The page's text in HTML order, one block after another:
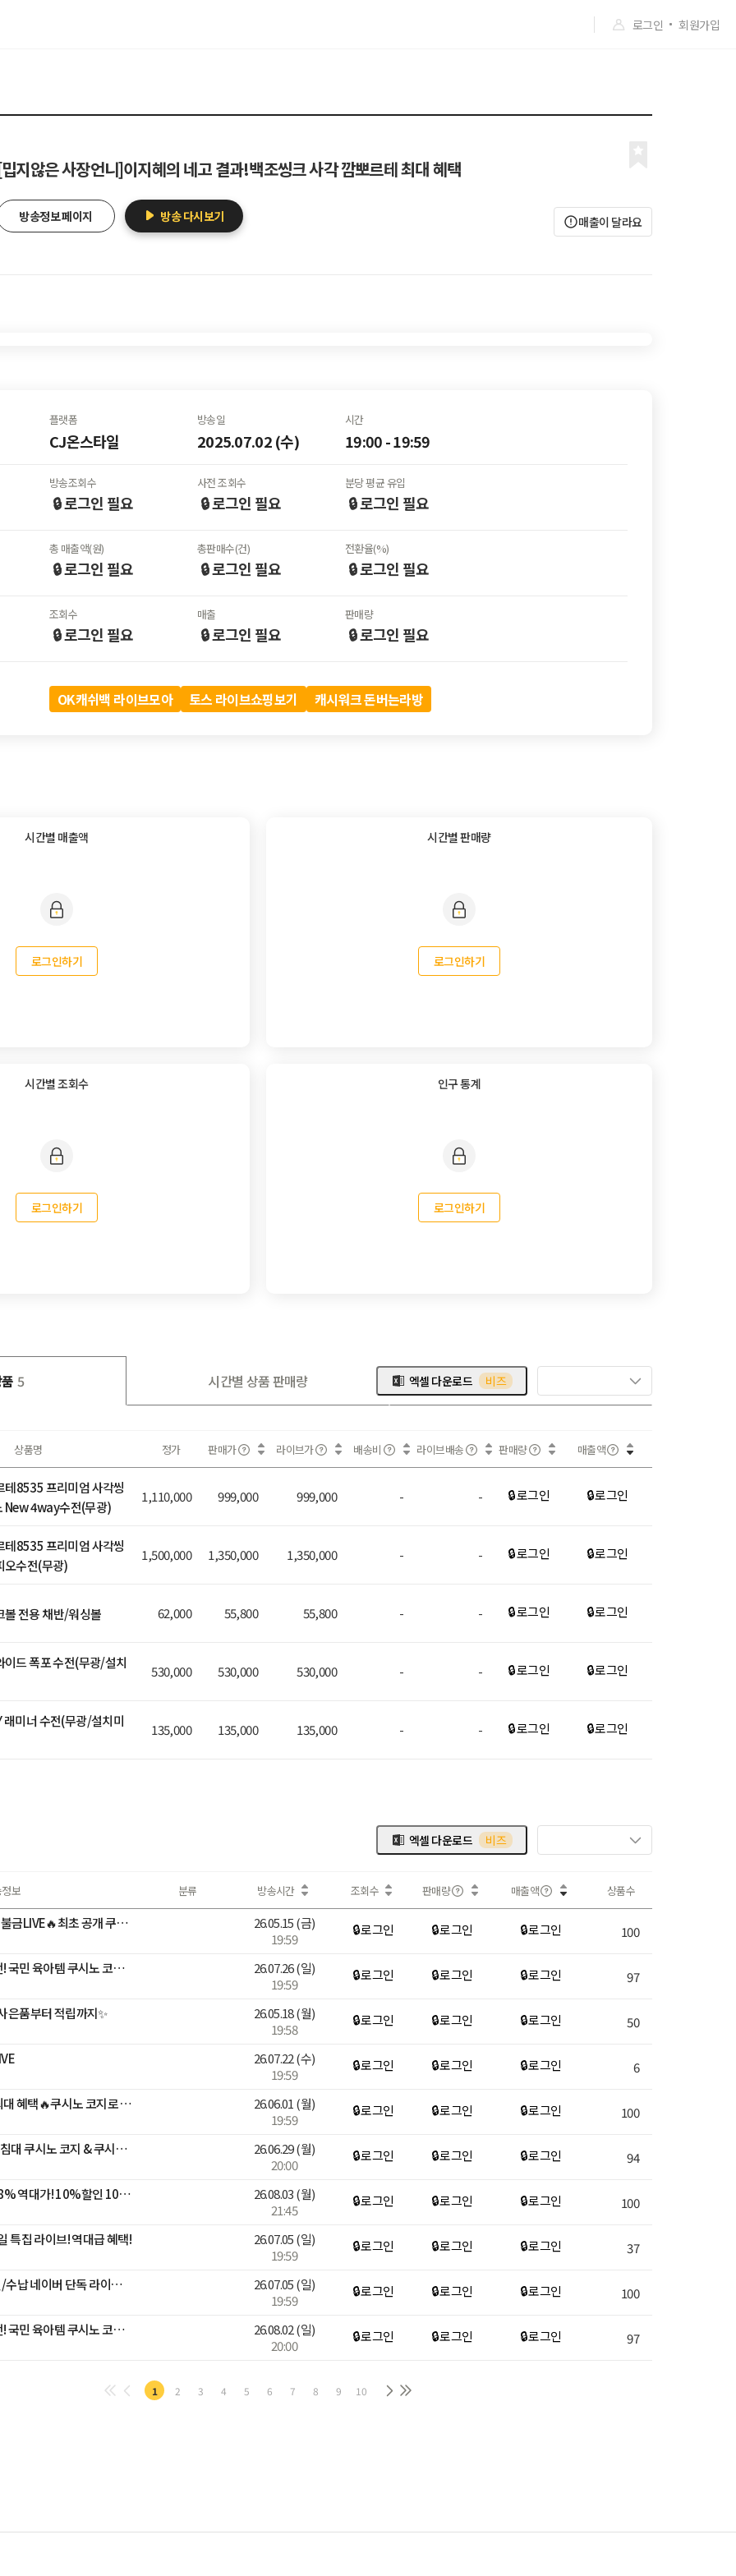
로그인 회원가입
지않은 사장언니]이지혜의 네고 결과!백조씽크 사각 깜뽀르테 최대 혜택
방송정보 페이지 방송 다시보기 매출이 달라요
플랫폼
CJ온스타일
방송일
2025.07.02 (수)
시간
19:00 - 19:59
방송조회수
🔒 로그인 필요
사전 조회수
🔒 로그인 필요
분당 평균 유입
🔒 로그인 필요
총 매출액(원)
🔒 로그인 필요
총판매수(건)
🔒 로그인 필요
전환율(%)
🔒 로그인 필요
조회수
🔒 로그인 필요
매출
🔒 로그인 필요
판매량
🔒 로그인 필요
OK캐쉬백 라이브모아 토스 라이브쇼핑보기 캐시워크 돈버는라방
시간별 매출액
로그인하기
시간별 판매량
로그인하기
시간별 조회수
로그인하기
인구 통계
로그인하기
5 시간별 상품 판매량 엑셀 다운로드 비즈
상품명 정가 판매가 라이브가 배송비 라이브배송 판매량 매출액
테8535 프리미엄 사각씽
New 4way수전(무광)
1,110,000 999,000 999,000 - - 🔒 로그인 🔒 로그인
테8535 프리미엄 사각씽
오수전(무광)
1,500,000 1,350,000 1,350,000 - - 🔒 로그인 🔒 로그인
볼 전용 채반/워싱볼 62,000 55,800 55,800 - - 🔒 로그인 🔒 로그인
드 폭포 수전(무광/설치
530,000 530,000 530,000 - - 🔒 로그인 🔒 로그인
래미너 수전(무광/설치미
135,000 135,000 135,000 - - 🔒 로그인 🔒 로그인
엑셀 다운로드 비즈
보 분류 방송시간 조회수 판매량 매출액 상품수
🎉쿠시노 10주년 생일파티 불금LIVE🔥최초 공개 쿠시노 수납장까지⚡ 26.05.15(금)
19:59
🔒 로그인 🔒 로그인 🔒 로그인 100
[베스트어워즈]가격 인상 전! 국민 육아템 쿠시노 코지🧸쿠폰+카드+적립 26.07.26(일)
19:59
🔒 로그인 🔒 로그인 🔒 로그인 97
은품부터 적립까지✨ 26.05.18(월)
19:58
🔒 로그인 🔒 로그인 🔒 로그인 50
26.07.22(수)
19:59
🔒 로그인 🔒 로그인 🔒 로그인 6
[The가구X일룸] 패.패.페 최대 혜택🔥쿠시노 코지로 아이방 고민끝 26.06.01 (월)
19:59
🔒 로그인 🔒 로그인 🔒 로그인 100
[일룸] 넾다세일⚡국민 아기침대 쿠시노 코지 & 쿠시노 룸세트 ~22% 26.06.29(월)
20:00
🔒 로그인 🔒 로그인 🔒 로그인 94
굿라이프X데스커🩷최대 58% 역대가! 10%할인 10%적립 파격혜택 26.08.03(월)
21:45
🔒 로그인 🔒 로그인 🔒 로그인 100
특집 라이브! 역대급 혜택! 26.07.05(일)
19:59
🔒 로그인 🔒 로그인 🔒 로그인 37
[넾다세일] 한샘 BEST 침실/수납 네이버 단독 라이브 특가전 26.07.05(일)
19:59
🔒 로그인 🔒 로그인 🔒 로그인 100
[베스트어워즈]가격 인상 전! 국민 육아템 쿠시노 코지🧸쿠폰+카드+적립 26.08.02(일)
20:00
🔒 로그인 🔒 로그인 🔒 로그인 97
1 2 3 4 5 6 7 8 9 10